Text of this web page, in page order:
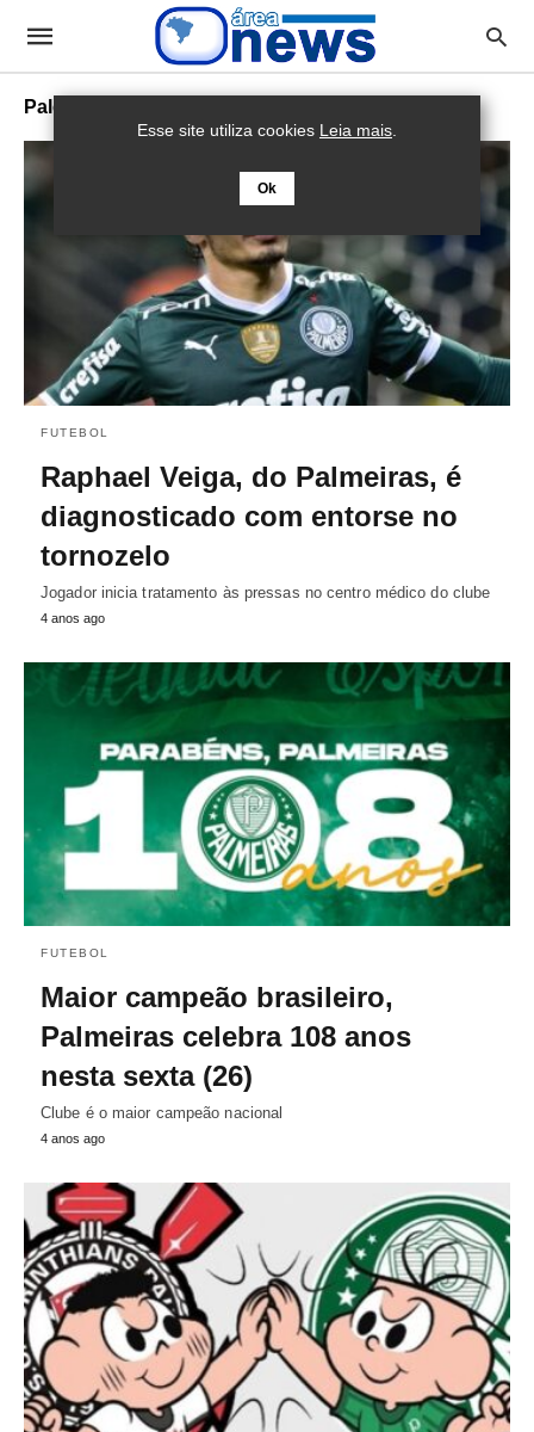
Palestra
FUTEBOL
Raphael Veiga, do Palmeiras, é
diagnosticado com entorse no
tornozelo
Jogador inicia tratamento às pressas no centro médico do clube
4 anos ago
FUTEBOL
Maior campeão brasileiro,
Palmeiras celebra 108 anos
nesta sexta (26)
Clube é o maior campeão nacional
4 anos ago
Esse site utiliza cookies Leia mais.
Ok